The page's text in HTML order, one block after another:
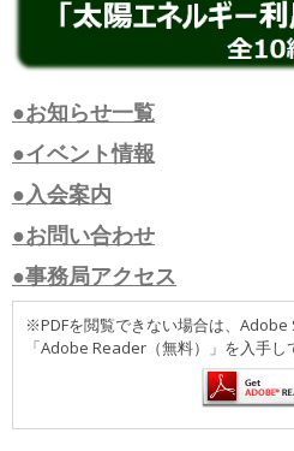
●お知らせ一覧
●イベント情報
●入会案内
●お問い合わせ
●事務局アクセス
※PDFを閲覧できない場合は、Adobe
「Adobe Reader（無料）」を入手し